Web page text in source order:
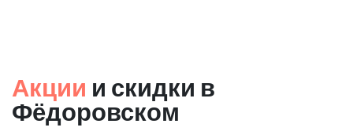
Акции и скидки в
Фёдоровском